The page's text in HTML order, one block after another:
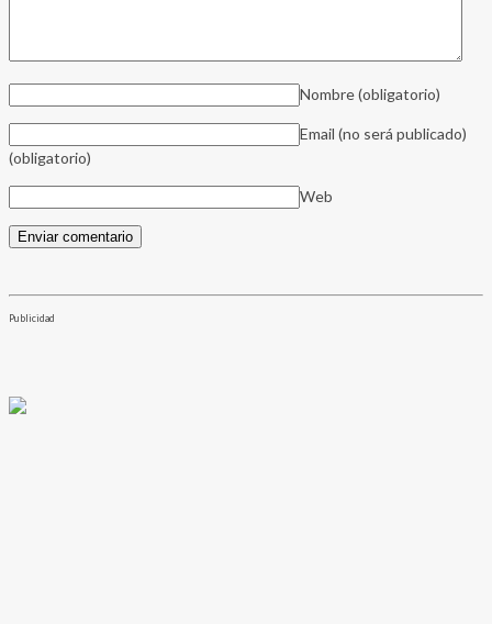
Nombre(obligatorio)
Email (no será publicado)
(obligatorio)
Web
Publicidad